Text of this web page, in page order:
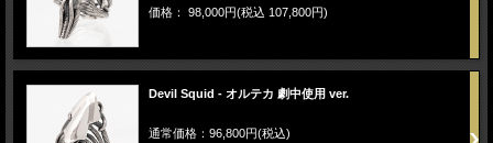
価格： 98,000円(税込 107,800円)
Devil Squid - オルテカ 劇中使用 ver.
通常価格：96,800円(税込)